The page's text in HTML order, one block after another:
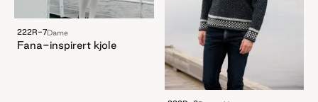
222R-7Dame
Fana-inspirert kjole